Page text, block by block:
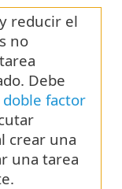
reducir el
no
Debe
factor
crear una
una tarea